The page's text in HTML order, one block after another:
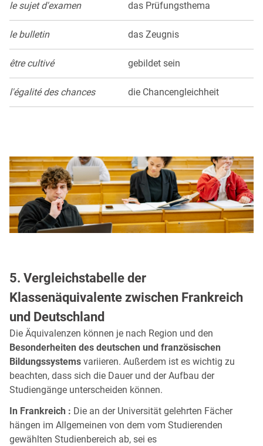
le sujet d'examen das Prüfungsthema
le bulletin das Zeugnis
être cultivé gebildet sein
l'égalité des chances die Chancengleichheit
5. Vergleichstabelle der
Klassenäquivalente zwischen Frankreich
und Deutschland
Die Äquivalenzen können je nach Region und den
Besonderheiten des deutschen und französischen
Bildungssystems variieren. Außerdem ist es wichtig zu
beachten, dass sich die Dauer und der Aufbau der
Studiengänge unterscheiden können.
In Frankreich : Die an der Universität gelehrten Fächer
hängen im Allgemeinen von dem vom Studierenden
gewählten Studienbereich ab, sei es